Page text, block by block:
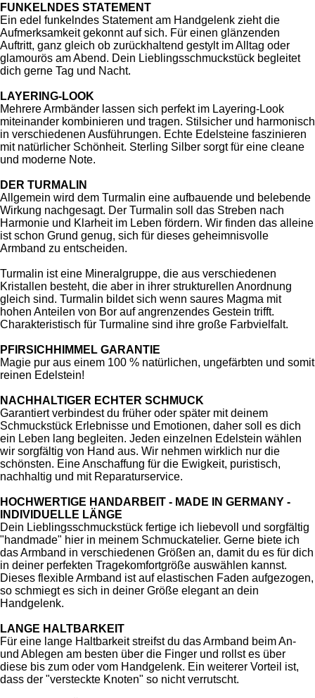
FUNKELNDES STATEMENT
Ein edel funkelndes Statement am Handgelenk zieht die
Aufmerksamkeit gekonnt auf sich. Für einen glänzenden
Auftritt, ganz gleich ob zurückhaltend gestylt im Alltag oder
glamourös am Abend. Dein Lieblingsschmuckstück begleitet
dich gerne Tag und Nacht.
LAYERING-LOOK
Mehrere Armbänder lassen sich perfekt im Layering-Look
miteinander kombinieren und tragen. Stilsicher und harmonisch
in verschiedenen Ausführungen. Echte Edelsteine faszinieren
mit natürlicher Schönheit. Sterling Silber sorgt für eine cleane
und moderne Note.
DER TURMALIN
Allgemein wird dem Turmalin eine aufbauende und belebende
Wirkung nachgesagt. Der Turmalin soll das Streben nach
Harmonie und Klarheit im Leben fördern. Wir finden das alleine
ist schon Grund genug, sich für dieses geheimnisvolle
Armband zu entscheiden.
Turmalin ist eine Mineralgruppe, die aus verschiedenen
Kristallen besteht, die aber in ihrer strukturellen Anordnung
gleich sind. Turmalin bildet sich wenn saures Magma mit
hohen Anteilen von Bor auf angrenzendes Gestein trifft.
Charakteristisch für Turmaline sind ihre große Farbvielfalt.
PFIRSICHHIMMEL GARANTIE
Magie pur aus einem 100 % natürlichen, ungefärbten und somit
reinen Edelstein!
NACHHALTIGER ECHTER SCHMUCK
Garantiert verbindest du früher oder später mit deinem
Schmuckstück Erlebnisse und Emotionen, daher soll es dich
ein Leben lang begleiten. Jeden einzelnen Edelstein wählen
wir sorgfältig von Hand aus. Wir nehmen wirklich nur die
schönsten. Eine Anschaffung für die Ewigkeit, puristisch,
nachhaltig und mit Reparaturservice.
HOCHWERTIGE HANDARBEIT - MADE IN GERMANY -
INDIVIDUELLE LÄNGE
Dein Lieblingsschmuckstück fertige ich liebevoll und sorgfältig
"handmade" hier in meinem Schmuckatelier. Gerne biete ich
das Armband in verschiedenen Größen an, damit du es für dich
in deiner perfekten Tragekomfortgröße auswählen kannst.
Dieses flexible Armband ist auf elastischen Faden aufgezogen,
so schmiegt es sich in deiner Größe elegant an dein
Handgelenk.
LANGE HALTBARKEIT
Für eine lange Haltbarkeit streifst du das Armband beim An-
und Ablegen am besten über die Finger und rollst es über
diese bis zum oder vom Handgelenk. Ein weiterer Vorteil ist,
dass der "versteckte Knoten" so nicht verrutscht.